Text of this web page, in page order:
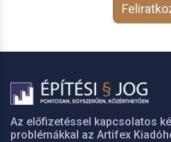
Az előfizetéssel kapcsolatos
problémákkal az Artifex